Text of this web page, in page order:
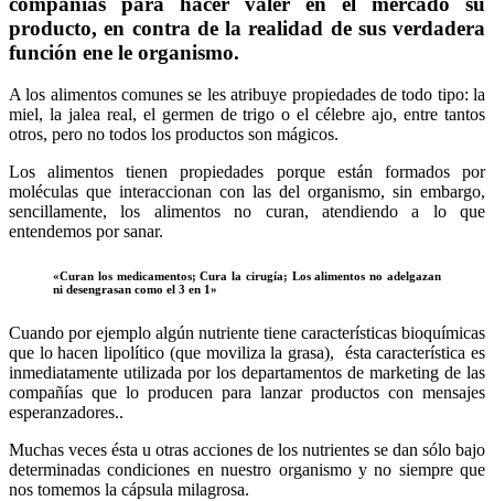
producto, en contra de la realidad de sus verdadera
función ene le organismo.
A los alimentos comunes se les atribuye propiedades de todo tipo: la
miel, la jalea real, el germen de trigo o el célebre ajo, entre tantos
otros, pero no todos los productos son mágicos.
Los alimentos tienen propiedades porque están formados por
moléculas que interaccionan con las del organismo, sin embargo,
sencillamente, los alimentos no curan, atendiendo a lo que
entendemos por sanar.
«Curan los medicamentos; Cura la cirugía; Los alimentos no adelgazan
ni desengrasan como el 3 en 1»
Cuando por ejemplo algún nutriente tiene características bioquímicas
que lo hacen lipolítico (que moviliza la grasa), ésta característica es
inmediatamente utilizada por los departamentos de marketing de las
compañías que lo producen para lanzar productos con mensajes
esperanzadores..
Muchas veces ésta u otras acciones de los nutrientes se dan sólo bajo
determinadas condiciones en nuestro organismo y no siempre que
nos tomemos la cápsula milagrosa.